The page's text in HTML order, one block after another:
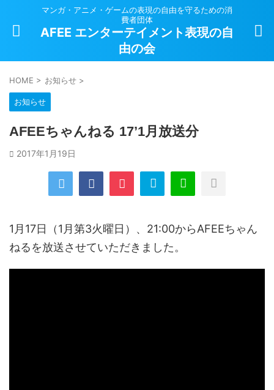
マンガ・アニメ・ゲームの表現の自由を守るための消
費者団体
AFEE エンターテイメント表現の自
由の会
HOME > お知らせ >
お知らせ
AFEEちゃんねる 17’1月放送分
2017年1月19日
1月17日（1月第3火曜日）、21:00からAFEEちゃん
ねるを放送させていただきました。